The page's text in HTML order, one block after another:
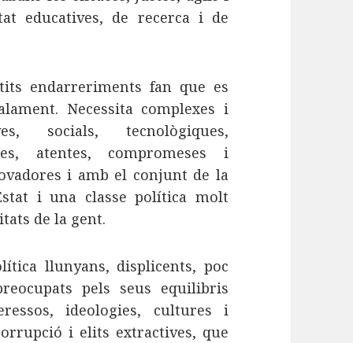
educatives, de recerca i de
endarreriments fan que es
Necessita complexes i
socials, tecnològiques,
atentes, compromeses i
i amb el conjunt de la
i una classe política molt
de la gent.
llunyans, displicents, poc
pels seus equilibris
ideologies, cultures i
i elits extractives, que